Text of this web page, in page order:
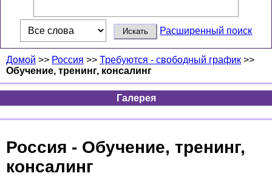
Расширенный поиск
Домой >> Россия >> Требуются - свободный график >>
Обучение, тренинг, консалинг
Галерея
Россия - Обучение, тренинг,
консалинг